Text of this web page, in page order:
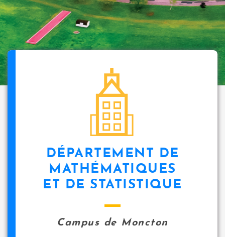
DÉPARTEMENT DE
MATHÉMATIQUES
ET DE STATISTIQUE
Campus de Moncton